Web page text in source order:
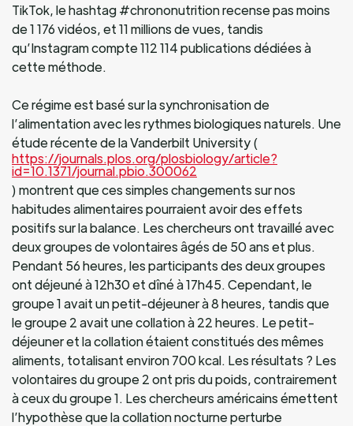
TikTok, le hashtag #chrononutrition recense pas moins
de 1 176 vidéos, et 11 millions de vues, tandis
qu’Instagram compte 112 114 publications dédiées à
cette méthode.
Ce régime est basé sur la synchronisation de
l’alimentation avec les rythmes biologiques naturels. Une
étude récente de la Vanderbilt University (
https://journals.plos.org/plosbiology/article?
id=10.1371/journal.pbio.300062
) montrent que ces simples changements sur nos
habitudes alimentaires pourraient avoir des effets
positifs sur la balance. Les chercheurs ont travaillé avec
deux groupes de volontaires âgés de 50 ans et plus.
Pendant 56 heures, les participants des deux groupes
ont déjeuné à 12h30 et dîné à 17h45. Cependant, le
groupe 1 avait un petit-déjeuner à 8 heures, tandis que
le groupe 2 avait une collation à 22 heures. Le petit-
déjeuner et la collation étaient constitués des mêmes
aliments, totalisant environ 700 kcal. Les résultats ? Les
volontaires du groupe 2 ont pris du poids, contrairement
à ceux du groupe 1. Les chercheurs américains émettent
l’hypothèse que la collation nocturne perturbe